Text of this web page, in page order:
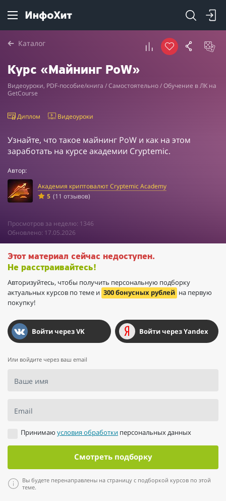
Каталог
Курс «Майнинг PoW»
Видеоуроки, PDF-пособие/книга / Самостоятельно / Обучение в ЛК на
GetCourse
Диплом Видеоуроки
Узнайте, что такое майнинг PoW и как на этом
заработать на курсе академии Cryptemic.
Автор:
Академия криптовалют Cryptemic Academy
5 (11 отзывов)
Просмотров за неделю: 1346
Обновлено: 17.05.2026
Этот материал сейчас недоступен.
Не расстраивайтесь!
Авторизуйтесь, чтобы получить персональную подборку
актуальных курсов по теме и 300 бонусных рублей на первую
покупку!
Войти через VK Войти через Yandex
Или войдите через ваш email
Ваше имя
Email
Принимаю условия обработки персональных данных
Смотреть подборку
Вы будете перенаправлены на страницу с подборкой курсов по этой
теме.